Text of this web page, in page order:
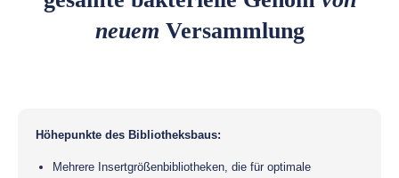
neuem Versammlung
Höhepunkte des Bibliotheksbaus:
Mehrere Insertgrößenbibliotheken, die für optimale